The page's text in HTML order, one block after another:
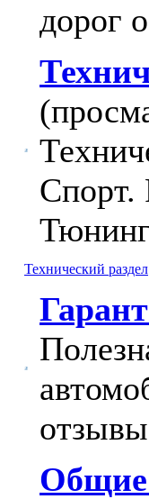
дорог
Спорт.
Технический раздел
Общие